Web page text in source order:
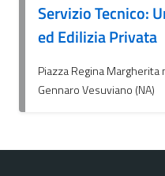
Servizio Tecnico:
ed Edilizia Privata
Piazza Regina Margherita
Gennaro Vesuviano (NA)